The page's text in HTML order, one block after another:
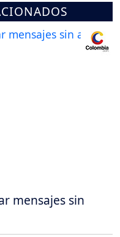
mensajes sin